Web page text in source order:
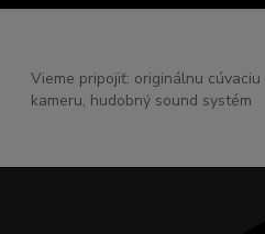
Vieme pripojiť: originálnu cúvaciu
kameru, hudobný sound systém